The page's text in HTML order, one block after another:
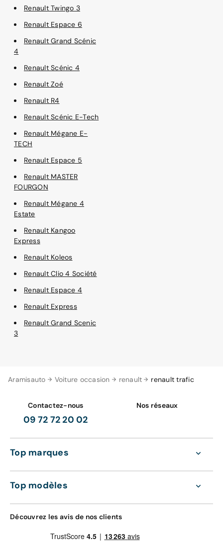
Aramisauto Voiture occasion renault renault trafic
Renault Twingo 3
Renault Espace 6
Renault Grand Scénic
4
Renault Scénic 4
Renault Zoé
Renault R4
Renault Scénic E-Tech
Renault Mégane E-
TECH
Renault Espace 5
Renault MASTER
FOURGON
Renault Mégane 4
Estate
Renault Kangoo
Express
Renault Koleos
Renault Clio 4 Société
Renault Espace 4
Renault Express
Renault Grand Scenic
3
Contactez-nous
09 72 72 20 02
Nos réseaux
Top marques
Top modèles
Découvrez les avis de nos clients